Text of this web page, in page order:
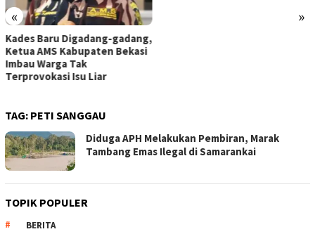
« »
Kades Baru Digadang-gadang,
Ketua AMS Kabupaten Bekasi
Imbau Warga Tak
Terprovokasi Isu Liar
TAG: PETI SANGGAU
Diduga APH Melakukan Pembiran, Marak
Tambang Emas Ilegal di Samarankai
TOPIK POPULER
BERITA